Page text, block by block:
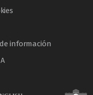
información